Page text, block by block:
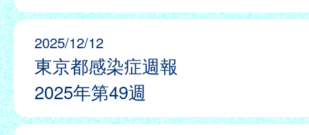
2025/12/12
東京都感染症週報
2025年第49週